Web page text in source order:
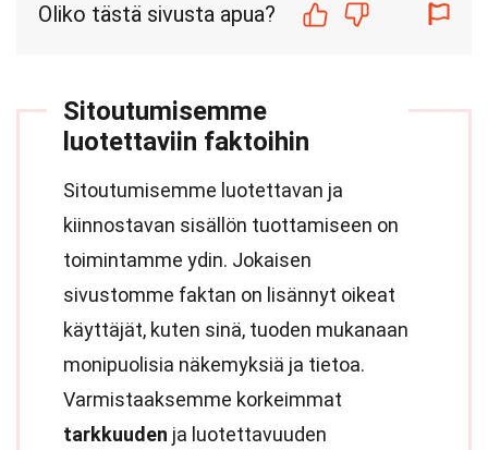
Oliko tästä sivusta apua?
Sitoutumisemme
luotettaviin faktoihin
Sitoutumisemme luotettavan ja
kiinnostavan sisällön tuottamiseen on
toimintamme ydin. Jokaisen
sivustomme faktan on lisännyt oikeat
käyttäjät, kuten sinä, tuoden mukanaan
monipuolisia näkemyksiä ja tietoa.
Varmistaaksemme korkeimmat
tarkkuuden ja luotettavuuden